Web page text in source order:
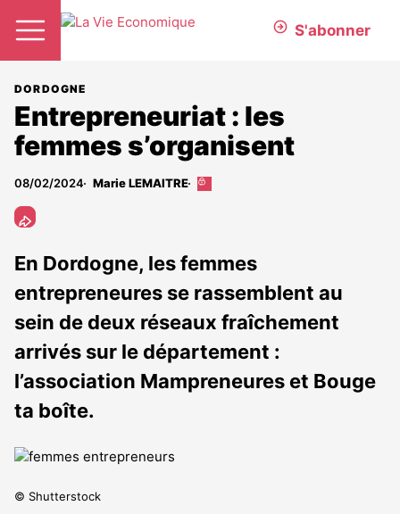
S'abonner
DORDOGNE
Entrepreneuriat : les
femmes s’organisent
08/02/2024 Marie LEMAITRE
Cet
abonnés
En Dordogne, les femmes
entrepreneures se rassemblent au
sein de deux réseaux fraîchement
arrivés sur le département :
l’association Mampreneures et Bouge
ta boîte.
© Shutterstock